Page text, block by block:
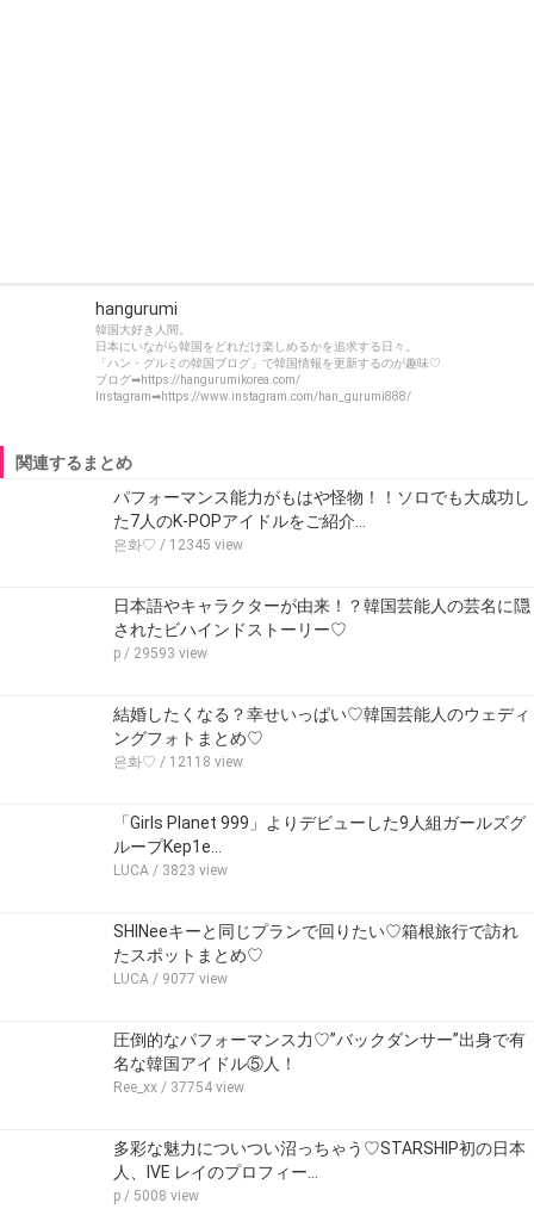
hangurumi
韓国大好き人間。
日本にいながら韓国をどれだけ楽しめるかを追求する日々。
「ハン・グルミの韓国ブログ」で韓国情報を更新するのが趣味♡
ブログ➡https://hangurumikorea.com/
Instagram➡https://www.instagram.com/han_gurumi888/
関連するまとめ
パフォーマンス能力がもはや怪物！！ソロでも大成功し
た7人のK-POPアイドルをご紹介…
은화♡ / 12345 view
日本語やキャラクターが由来！？韓国芸能人の芸名に隠
されたビハインドストーリー♡
p / 29593 view
結婚したくなる？幸せいっぱい♡韓国芸能人のウェディ
ングフォトまとめ♡
은화♡ / 12118 view
「Girls Planet 999」よりデビューした9人組ガールズグ
ループKep1e…
LUCA / 3823 view
SHINeeキーと同じプランで回りたい♡箱根旅行で訪れ
たスポットまとめ♡
LUCA / 9077 view
圧倒的なパフォーマンス力♡”バックダンサー”出身で有
名な韓国アイドル⑤人！
Ree_xx / 37754 view
多彩な魅力についつい沼っちゃう♡STARSHIP初の日本
人、IVE レイのプロフィー…
p / 5008 view